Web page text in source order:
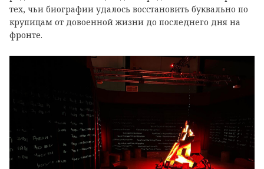
тех, чьи биографии удалось восстановить буквально по
крупицам от довоенной жизни до последнего дня на
фронте.